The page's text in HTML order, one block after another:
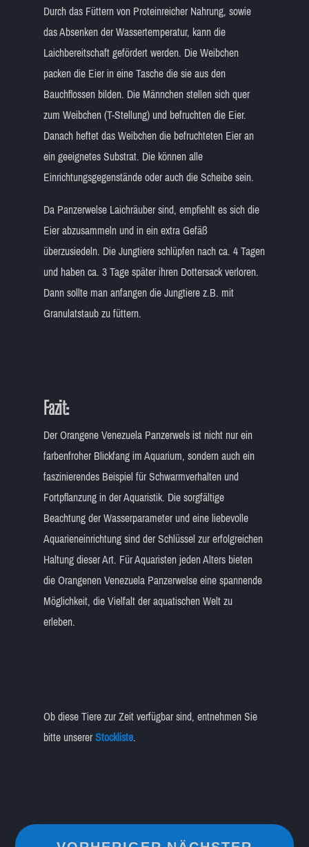
Durch das Füttern von Proteinreicher Nahrung, sowie
das Absenken der Wassertemperatur, kann die
Laichbereitschaft gefördert werden. Die Weibchen
packen die Eier in eine Tasche die sie aus den
Bauchflossen bilden. Die Männchen stellen sich quer
zum Weibchen (T-Stellung) und befruchten die Eier.
Danach heftet das Weibchen die befruchteten Eier an
ein geeignetes Substrat. Die können alle
Einrichtungsgegenstände oder auch die Scheibe sein.
Da Panzerwelse Laichräuber sind, empfiehlt es sich die
Eier abzusammeln und in ein extra Gefäß
überzusiedeln. Die Jungtiere schlüpfen nach ca. 4 Tagen
und haben ca. 3 Tage später ihren Dottersack verloren.
Dann sollte man anfangen die Jungtiere z.B. mit
Granulatstaub zu füttern.
Fazit:
Der Orangene Venezuela Panzerwels ist nicht nur ein
farbenfroher Blickfang im Aquarium, sondern auch ein
faszinierendes Beispiel für Schwarmverhalten und
Fortpflanzung in der Aquaristik. Die sorgfältige
Beachtung der Wasserparameter und eine liebevolle
Aquarieneinrichtung sind der Schlüssel zur erfolgreichen
Haltung dieser Art. Für Aquaristen jeden Alters bieten
die Orangenen Venezuela Panzerwelse eine spannende
Möglichkeit, die Vielfalt der aquatischen Welt zu
erleben.
Ob diese Tiere zur Zeit verfügbar sind, entnehmen Sie
bitte unsererStockliste.